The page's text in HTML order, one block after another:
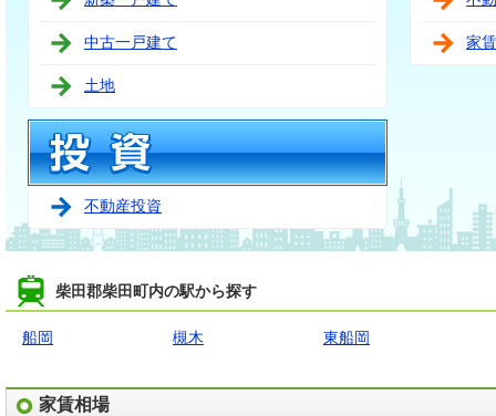
中古一戸建て
土地
不動産投資
家
柴田郡柴田町内の駅から探す
船岡 槻木 東船岡
家賃相場